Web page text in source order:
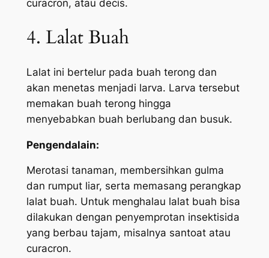
curacron, atau decis.
4. Lalat Buah
Lalat ini bertelur pada buah terong dan
akan menetas menjadi larva. Larva tersebut
memakan buah terong hingga
menyebabkan buah berlubang dan busuk.
Pengendalain:
Merotasi tanaman, membersihkan gulma
dan rumput liar, serta memasang perangkap
lalat buah. Untuk menghalau lalat buah bisa
dilakukan dengan penyemprotan insektisida
yang berbau tajam, misalnya santoat atau
curacron.